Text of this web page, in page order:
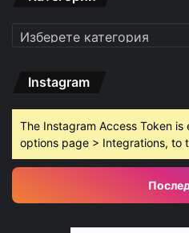
Категории
Instagram
The Instagram Access Token
options page > Integrations, to